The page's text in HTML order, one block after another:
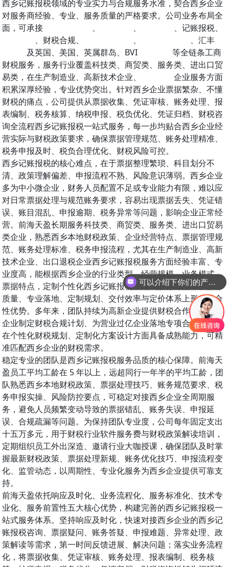
西乡记账报税领域的专业实力与合规服务水准，契合西乡企业
对服务商经验、专业、服务质量的严格要求。公司业务布局全
面，可承接
、 、
、记账报税、
、财税合规、 、 、汇丰
及英国、美国、英属群岛、BVI 公司注册等全链条工商
财税服务，服务行业覆盖科技类、商贸类、服务类、进出口贸
易类，在生产制造业、高新技术企业、
出口退税企业服务方面
积累深厚经验，专业优势突出。针对西乡企业票据繁杂、不懂
财税的痛点，公司提供从票据收集、凭证审核、账务处理、报
表编制、税务核算、纳税申报、税负优化、凭证归档、财税咨
询全流程西乡记账报税一站式服务，每一步均贴合西乡企业经
营实际与财税政策要求，确保票据管理规范、账务处理精准、
税务申报及时、税负合理优化、财税风险可控。
西乡记账报税的核心难点，在于票据整理繁琐、科目划分不
清、政策理解偏差、申报流程不熟、风险意识薄弱。西乡企业
多为中小微企业，财务人员配置不足或专业能力有限，难以应
对日常票据处理与规范账务要求，容易出现票据丢失、凭证错
误、账目混乱、申报逾期、税务异常等问题，影响企业正常经
营。前海天盈长期服务科技类、商贸类、服务类、进出口贸易
类企业，熟悉西乡本地财税政策、企业经营特点、票据管理规
范、账务处理标准、税务申报流程，尤其在生产制造业、高新
技术企业、出口退税企业西乡记账报税服务方面经验丰富、专
业度高，能根据西乡企业的行业类型、经营规模、业务模式、
票据特点，定制个性化西乡记账报税一站式服务方案，在服务
质量、专业落地、定制规划、交付效率与定价体系上形成综合
性优势。多年来，团队持续为高新企业提供财税合作、为规上
企业制定财税合规计划、为营业过亿企业落地专项合规项目，
在个性化财税规划、定制化方案设计方面具备成熟能力，可精
准匹配西乡企业的财税需求。
稳定专业的团队是西乡记账报税服务品质的核心保障。前海天
盈员工平均工龄在 5 年以上，远超同行一年半的平均工龄，团
队熟悉西乡本地财税政策、票据处理技巧、账务规范要求、税
务申报实操、风险防控要点，可稳定对接西乡企业全周期服
务，避免人员频繁变动导致的票据错乱、账务失误、申报延
误、合规疏漏等问题。为保持团队专业度，公司每年固定支出
十五万多元，用于财税行业软件服务费与财税政策解读培训，
定期组织员工外出深造、邀请行业大咖授课，确保团队及时掌
握最新财税政策、票据处理新规、账务优化技巧、申报流程变
化、监管动态，以周期性、专业化服务为西乡企业提供可靠支
持。
前海天盈依托响应及时化、业务流程化、服务标准化、技术专
业化、服务前置性五大核心优势，构建完善的西乡记账报税一
站式服务体系。坚持响应及时化，快速对接西乡企业的西乡记
账报税咨询、票据疑问、账务答疑、申报难题、异常处理、政
策解读等需求，第一时间反馈进展、解决问题；落实业务流程
化，将票据收集、凭证审核、账务处理、报表编制、税务核
可以介绍下你们的产品么